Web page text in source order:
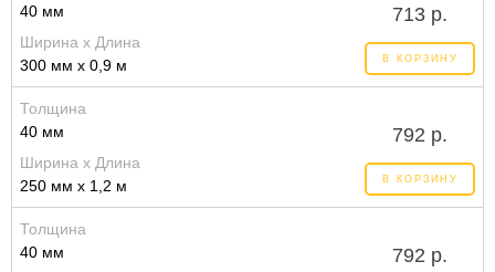
40 мм
Ширина x Длина
300 мм x 0,9 м
713 р.
В КОРЗИНУ
Толщина
40 мм
Ширина x Длина
250 мм x 1,2 м
792 р.
В КОРЗИНУ
Толщина
40 мм
792 р.